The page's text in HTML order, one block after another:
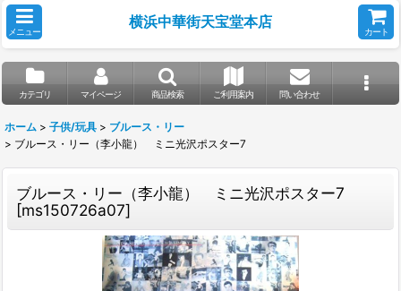
メニュー
横浜中華街天宝堂本店
カート
カテゴリ マイページ 商品検索 ご利用案内 問い合わせ
ホーム > 子供/玩具 > ブルース・リー
> ブルース・リー（李小龍） ミニ光沢ポスター7
ブルース・リー（李小龍） ミニ光沢ポスター7
[ms150726a07]